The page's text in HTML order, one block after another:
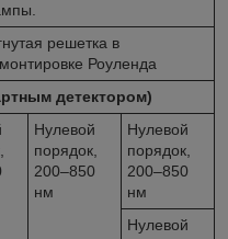
решетка в
Роуленда
детектором)
Нулевой
порядок,
200–850
нм
Нулевой
порядок,
200–850
нм
Нулевой